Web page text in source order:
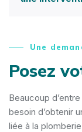
Une
Posez
Beaucoup
besoin d’obtenir
liée à la